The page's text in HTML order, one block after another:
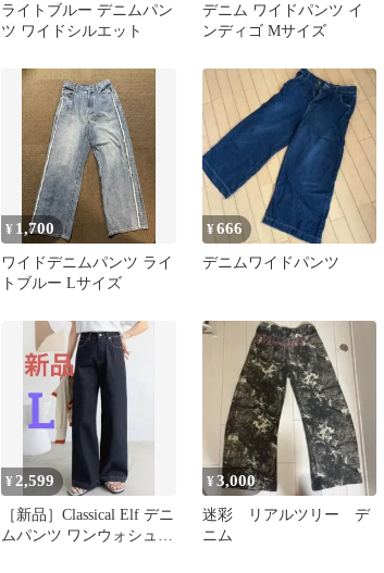
ライトブルー デニムパン
ツ ワイドシルエット
デニム ワイドパンツ イ
ンディゴ Mサイズ
¥ 1,700
ワイドデニムパンツ ライ
トブルー Lサイズ
¥666
デニムワイドパンツ
¥ 2,599
［新品］Classical Elf デニ
ムパンツ ワンウォシュ
¥3,000
迷彩 リアルツリー デ
ニム